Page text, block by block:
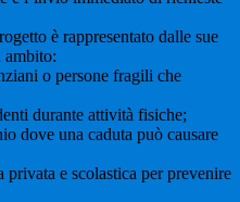
è rappresentato dalle sue
ambito:
o persone fragili che
durante attività fisiche;
dove una caduta può causare
privata e scolastica per prevenire